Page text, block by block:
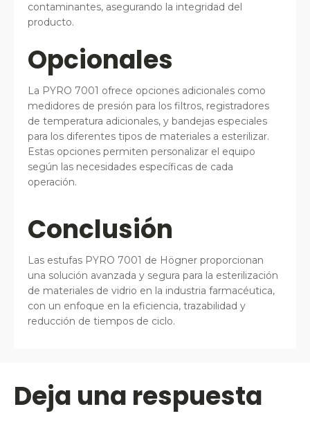
contaminantes, asegurando la integridad del
producto.
Opcionales
La PYRO 7001 ofrece opciones adicionales como
medidores de presión para los filtros, registradores
de temperatura adicionales, y bandejas especiales
para los diferentes tipos de materiales a esterilizar.
Estas opciones permiten personalizar el equipo
según las necesidades específicas de cada
operación.
Conclusión
Las estufas PYRO 7001 de Högner proporcionan
una solución avanzada y segura para la esterilización
de materiales de vidrio en la industria farmacéutica,
con un enfoque en la eficiencia, trazabilidad y
reducción de tiempos de ciclo.
Deja una respuesta